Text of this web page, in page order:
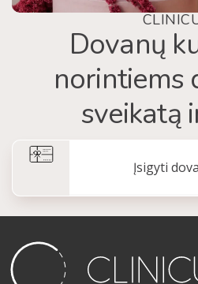
Dovanų
norintiems
sveikatą
Įsigyti